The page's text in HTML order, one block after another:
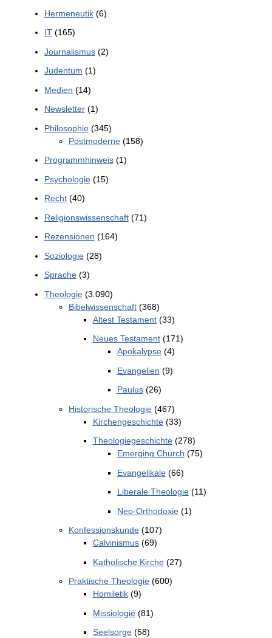
Hermeneutik(6)
IT(165)
Journalismus(2)
Judentum (1)
Medien (14)
Newsletter(1)
Philosophie(345)
Postmoderne(158)
Programmhinweis(1)
Psychologie(15)
Recht(40)
Religionswissenschaft(71)
Rezensionen (164)
Soziologie(28)
Sprache(3)
Theologie(3.090)
Bibelwissenschaft(368)
Altest Testament(33)
Neues Testament(171)
Apokalypse(4)
Evangelien (9)
Paulus(26)
Historische Theologie(467)
Kirchengeschichte(33)
Theologiegeschichte(278)
Emerging Church (75)
Evangelikale(66)
Liberale Theologie(11)
Neo-Orthodoxie(1)
Konfessionskunde(107)
Calvinismus(69)
Katholische Kirche(27)
Praktische Theologie(600)
Homiletik(9)
Missiologie(81)
Seelsorge(58)